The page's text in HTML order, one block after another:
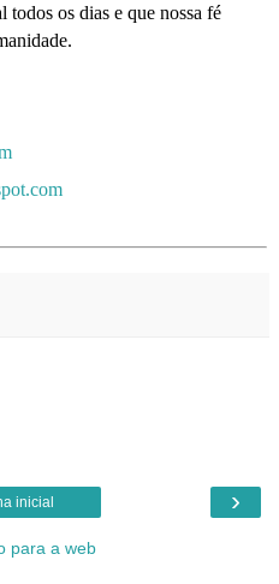
todos os dias e que nossa fé
›
inicial
para a web